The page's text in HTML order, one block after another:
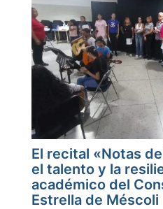
El recital «Notas
el talento y la
académico del
Estrella de Méscoli